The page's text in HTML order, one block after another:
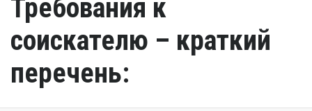
Требования к
соискателю – краткий
перечень: